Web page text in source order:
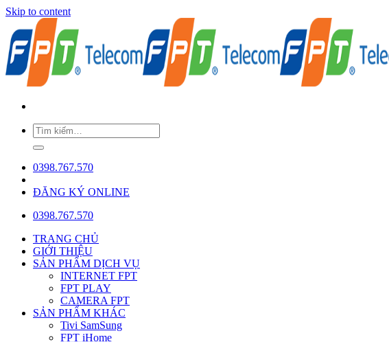
Skip to content
0398.767.570
ĐĂNG KÝ ONLINE
0398.767.570
TRANG CHỦ
GIỚI THIỆU
SẢN PHẨM DỊCH VỤ
INTERNET FPT
FPT PLAY
CAMERA FPT
SẢN PHẨM KHÁC
Tivi SamSung
FPT iHome